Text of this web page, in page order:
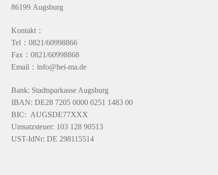
86199 Augsburg
Kontakt：
Tel：0821/60998866
Fax：0821/60998868
Email：info@hei-ma.de
Bank: Stadtsparkasse Augsburg
IBAN: DE28 7205 0000 0251 1483 00
BIC: AUGSDE77XXX
Umsatzsteuer: 103 128 90513
UST-IdNr: DE 298115514